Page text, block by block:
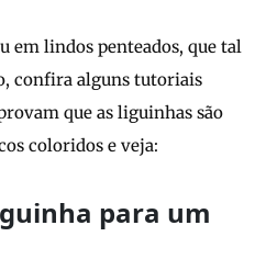
em lindos penteados, que tal
confira alguns tutoriais
que as liguinhas são
coloridos e veja:
para um